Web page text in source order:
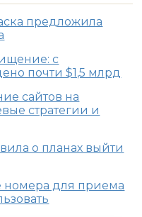
предложила
с
почти $1,5 млрд
сайтов на
стратегии и
о планах выйти
номера для приема